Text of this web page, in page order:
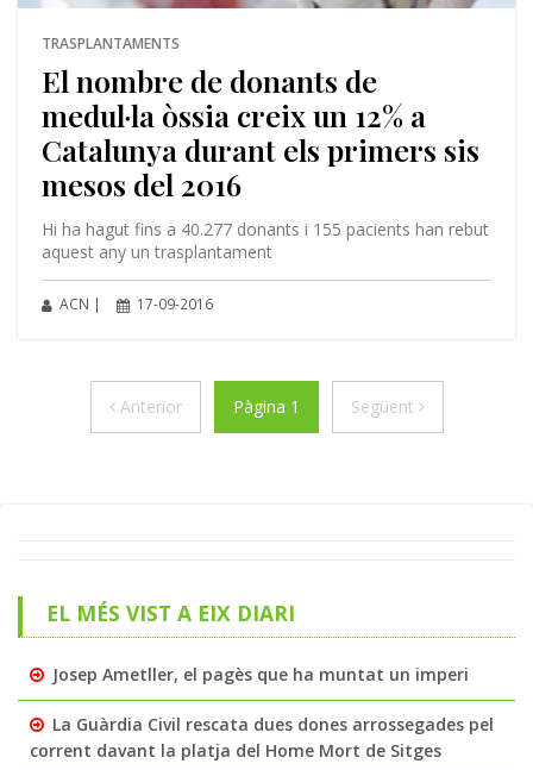
TRASPLANTAMENTS
El nombre de donants de
medul·la òssia creix un 12% a
Catalunya durant els primers sis
mesos del 2016
Hi ha hagut fins a 40.277 donants i 155 pacients han rebut
aquest any un trasplantament
ACN | 17-09-2016
AnteriorAnteriorPàgina 1 Següent Següent
EL MÉS VIST A EIX DIARI
Josep Ametller, el pagès que ha muntat un imperi
La Guàrdia Civil rescata dues dones arrossegades pel
corrent davant la platja del Home Mort de Sitges